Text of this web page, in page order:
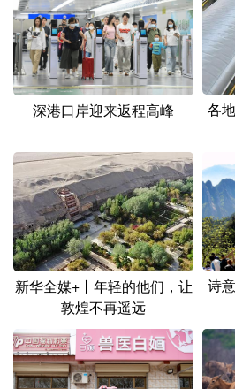
深港口岸迎来返程高峰 各
新华全媒+丨年轻的他们，让
敦煌不再遥远
诗